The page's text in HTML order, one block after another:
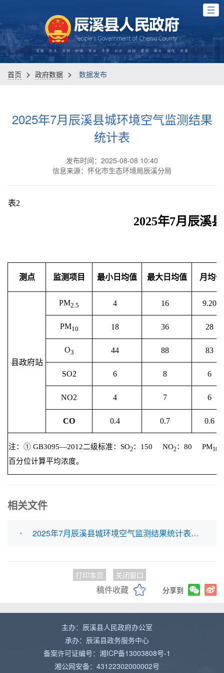
首页 > 政府数据 > 数据发布
2025年7月辰溪县城环境空气监测结果
统计表
发布时间：2025-08-08 10:40
信息来源：怀化市生态环境局辰溪分局
表2
2025年7月辰溪
测点 监测项目 最小日均值 最大日均值 月均值
县政府站
PM2.5 4 16 9.20
PM10 18 36 28
O3 44 88 83
SO2 6 8 6
NO2 4 7 6
CO 0.4 0.7 0.6
注：① GB3095—2012二级标准： SO2： 150 NO2： 80 PM10
百分位计算平均浓度。
相关文件
2025年7月辰溪县城环境空气监测结果统计表.xls
打印本页 关闭窗口
稿件收藏 分享到
主办：辰溪县人民政府办公室
承办：辰溪县政务服务中心
备案许可证编号：湘ICP备13003808号-1
湘公网安备：43122302000002号